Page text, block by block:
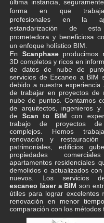
última instancia,
forma en que
profesionales en la
estandarización de esta
prometedora y beneficiosa
un enfoque holístico BIM.
En Scanphaseproducimos
3D completos y ricos en
de datos de nube de
servicios de Escaneo a BIM
debido a nuestra experiencia
de trabajar en proyectos de
nube de puntos. Contamos
de arquitectos, ingenieros y
de Scan to BIM con
trabajo de proyectos de
complejos. Hemos
renovación y
patrimoniales, edificios
propiedades
apartamentos residenciales
demolidos o actualizados
nuevos. Los servicios
escaneo láser a BIMson
útiles para lograr excelentes
renovación en menor
comparación con los métodos